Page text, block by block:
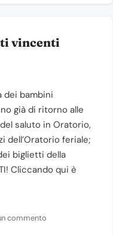
vincenti
dei bambini
già di ritorno alle
saluto in Oratorio,
dell’Oratorio feriale;
biglietti della
Cliccando qui è
commento